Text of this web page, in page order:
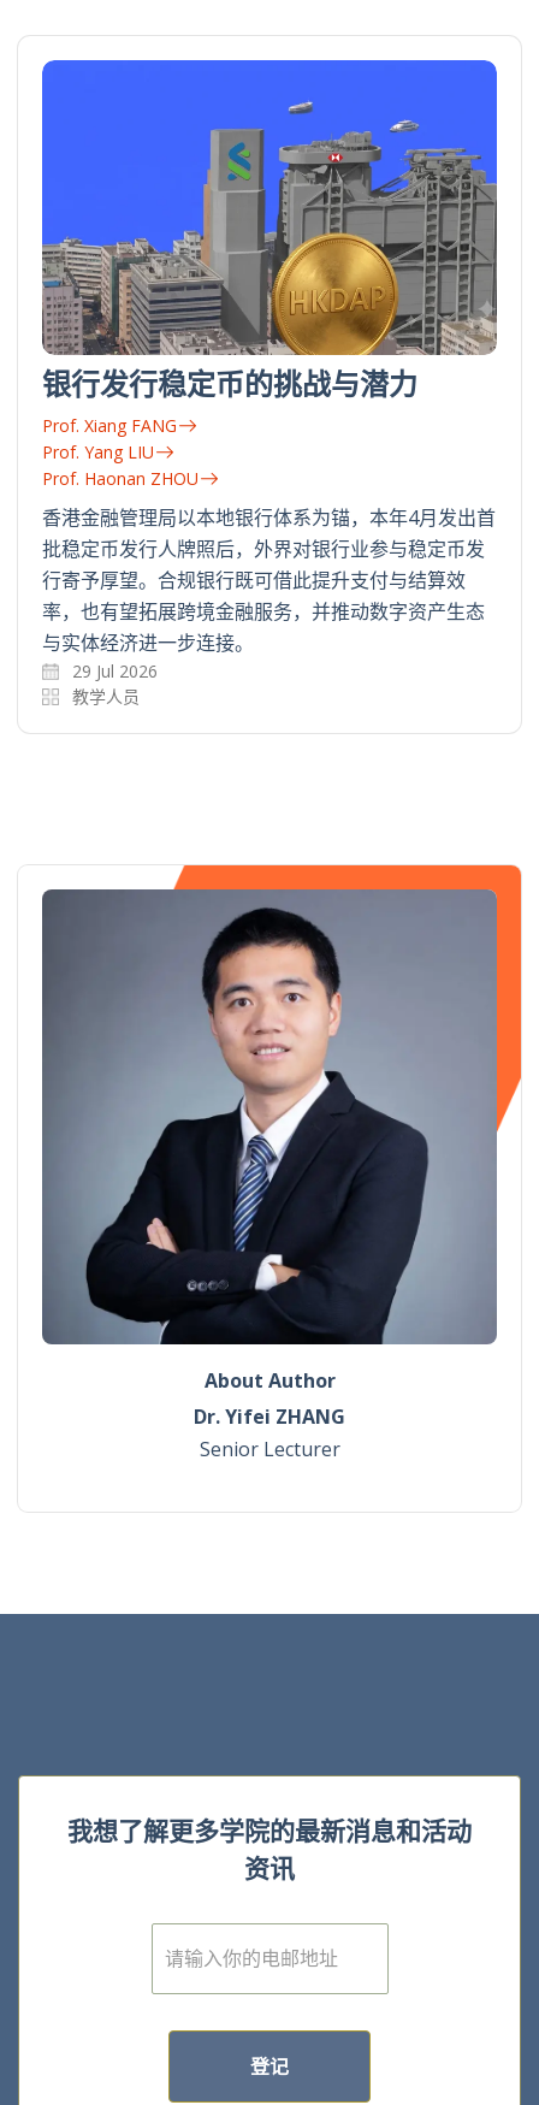
银行发行稳定币的挑战与潜力
Prof. Xiang FANG
Prof. Yang LIU
Prof. Haonan ZHOU
香港金融管理局以本地银行体系为锚，本年4月发出首
批稳定币发行人牌照后，外界对银行业参与稳定币发
行寄予厚望。合规银行既可借此提升支付与结算效
率，也有望拓展跨境金融服务，并推动数字资产生态
与实体经济进一步连接。
29 Jul 2026
教学人员
About Author
Dr. Yifei ZHANG
Senior Lecturer
我想了解更多学院的最新消息和活动
资讯
E
m
登记